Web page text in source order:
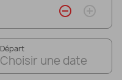
remove_circle_outline add_circle_outline
Départ
Choisir une date